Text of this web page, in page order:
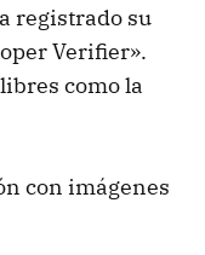
registrado su
Verifier».
como la
con imágenes